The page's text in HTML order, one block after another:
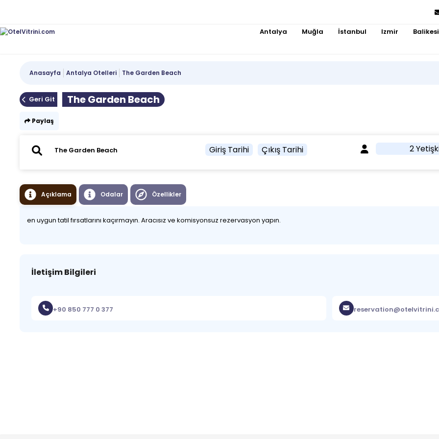
Antalya Muğla İstanbul Izmir
Anasayfa Antalya Otelleri The Garden Beach
Geri Git The Garden Beach
Paylaş
Giriş Tarihi Çıkış Tarihi 2
Açıklama Odalar Özellikler
en uygun tatil fırsatlarını kaçırmayın. Aracısız ve komisyonsuz rezervasyon yapın.
İletişim Bilgileri
+90 850 777 0 377